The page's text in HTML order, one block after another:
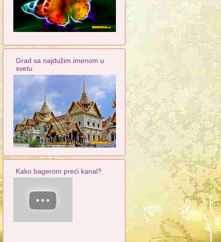
Grad sa najdužim imenom u
svetu
Kako bagerom preći kanal?